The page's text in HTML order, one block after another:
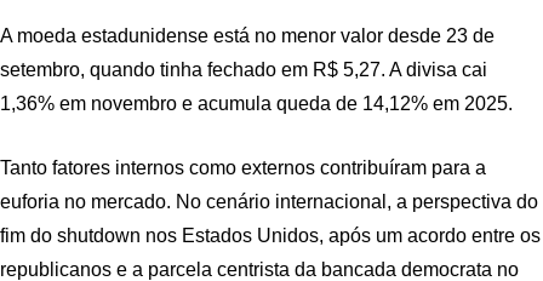
A moeda estadunidense está no menor valor desde 23 de
setembro, quando tinha fechado em R$ 5,27. A divisa cai
1,36% em novembro e acumula queda de 14,12% em 2025.
Tanto fatores internos como externos contribuíram para a
euforia no mercado. No cenário internacional, a perspectiva do
fim do shutdown nos Estados Unidos, após um acordo entre os
republicanos e a parcela centrista da bancada democrata no